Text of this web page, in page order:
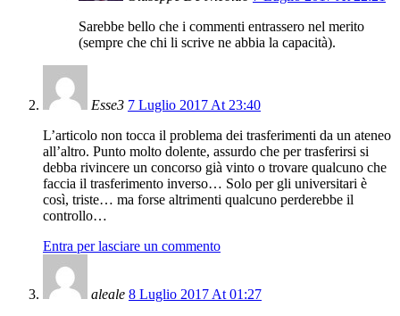
Sarebbe bello che i commenti entrassero nel merito
(sempre che chi li scrive ne abbia la capacità).
Esse3 7 Luglio 2017 At 23:40
L’articolo non tocca il problema dei trasferimenti da un ateneo
all’altro. Punto molto dolente, assurdo che per trasferirsi si
debba rivincere un concorso già vinto o trovare qualcuno che
faccia il trasferimento inverso… Solo per gli universitari è
così, triste… ma forse altrimenti qualcuno perderebbe il
controllo…
Entra per lasciare un commento
aleale 8 Luglio 2017 At 01:27